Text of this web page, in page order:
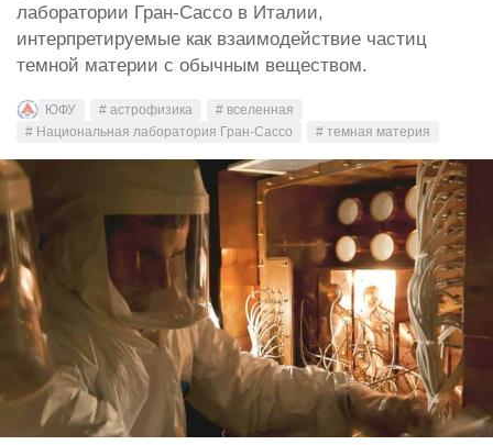
лаборатории Гран-Сассо в Италии,
интерпретируемые как взаимодействие частиц
темной материи с обычным веществом.
ЮФУ # астрофизика
# вселенная
# Национальная лаборатория Гран-Сассо
# темная материя